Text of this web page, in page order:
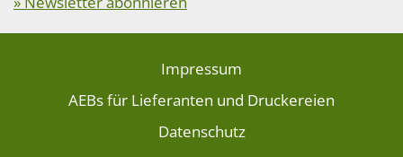
Impressum
AEBs für Lieferanten und Druckereien
Datenschutz